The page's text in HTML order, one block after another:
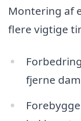
Montering af
flere vigtige
fjerne